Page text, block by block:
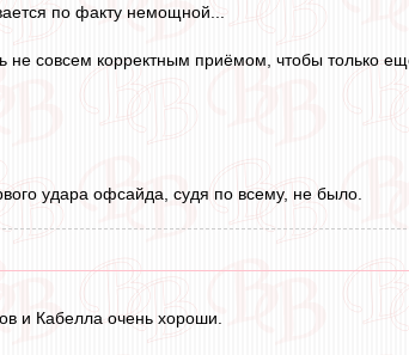
по факту немощной...
не совсем корректным приёмом, чтобы только
удара офсайда, судя по всему, не было.
и Кабелла очень хороши.